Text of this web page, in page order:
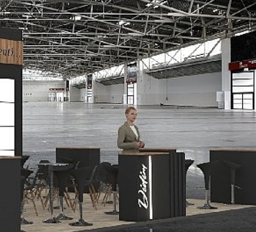
Gündem
Burhaniye’de Ulaşım Ağı
Güçleniyor